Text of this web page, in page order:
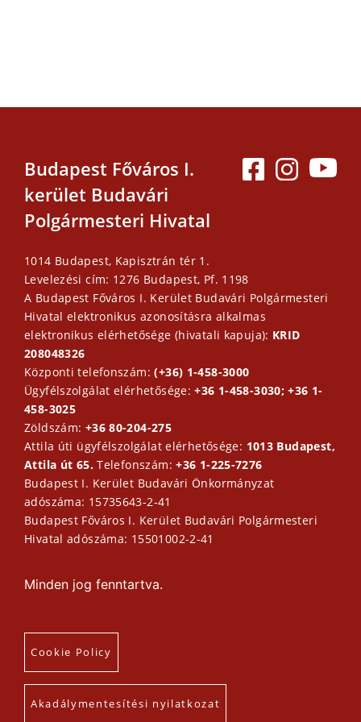
Budapest Főváros I.
kerület Budavári
Polgármesteri Hivatal
1014 Budapest, Kapisztrán tér 1.
Levelezési cím: 1276 Budapest, Pf. 1198
A Budapest Főváros I. Kerület Budavári Polgármesteri
Hivatal elektronikus azonosításra alkalmas
elektronikus elérhetősége (hivatali kapuja): KRID
208048326
Központi telefonszám:(+36) 1-458-3000
Ügyfélszolgálat elérhetősége:+36 1-458-3030; +36 1-
458-3025
Zöldszám: +36 80-204-275
Attila úti ügyfélszolgálat elérhetősége: 1013 Budapest,
Attila út 65.Telefonszám:+36 1-225-7276
Budapest I. Kerület Budavári Önkormányzat
adószáma: 15735643-2-41
Budapest Főváros I. Kerület Budavári Polgármesteri
Hivatal adószáma: 15501002-2-41
Minden jog fenntartva.
Cookie Policy
Akadálymentesítési nyilatkozat